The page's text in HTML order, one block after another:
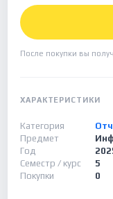
После покупки вы
ХАРАКТЕРИСТИКИ
Категория
Предмет
Год
Семестр / курс
5
Покупки
0